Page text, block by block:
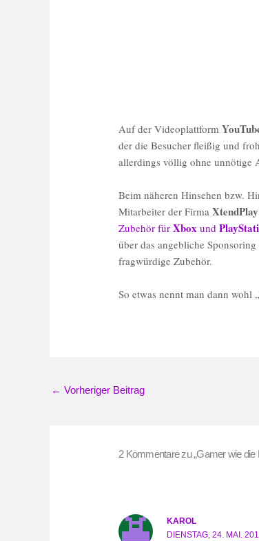
Auf der Videoplattform
der die Besucher fleißig und
allerdings völlig ohne unnötige
Beim näheren Hinsehen bzw.
Mitarbeiter der FirmaXtendPlay
Zubehör fürXbox und
über das angebliche
fragwürdige Zubehör.
So etwas nennt man dann
← Vorheriger Beitrag
2 Kommentare zu „Gamer wie die
KAROL
DIENSTAG, 24. MAI.